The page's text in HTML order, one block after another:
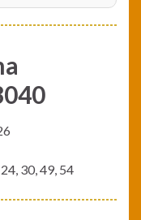
30, 49, 54